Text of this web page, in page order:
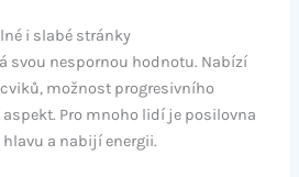
i slabé stránky
svou nespornou hodnotu. Nabízí
možnost progresivního
Pro mnoho lidí je posilovna
a nabijí energii.